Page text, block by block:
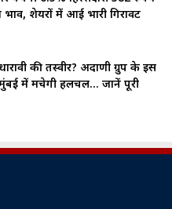
शेयरों में आई भारी गिरावट
की तस्वीर? अदाणी ग्रुप के इस
मुंबई में मचेगी हलचल… जानें पूरी